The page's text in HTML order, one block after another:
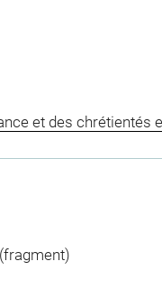
et des chrétientés